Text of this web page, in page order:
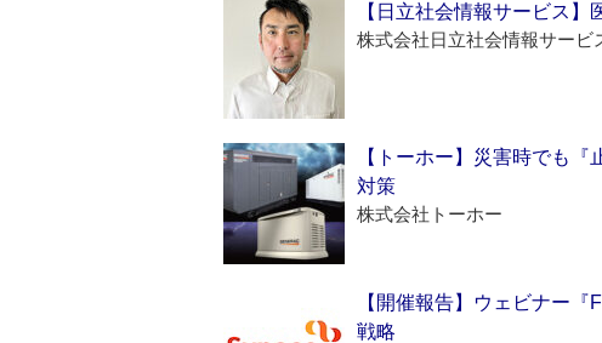
【日立社会情報サービス
株式会社日立社会情報サービ
【トーホー】災害時でも
対策
株式会社トーホー
【開催報告】ウェビナー
戦略